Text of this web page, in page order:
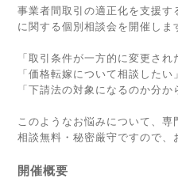
事業者間取引の適正化を支援す
に関する個別相談会を開催しま
「取引条件が一方的に変更され
「価格転嫁について相談したい」
「下請法の対象になるのか分か
このようなお悩みについて、専
相談無料・秘密厳守ですので、
開催概要